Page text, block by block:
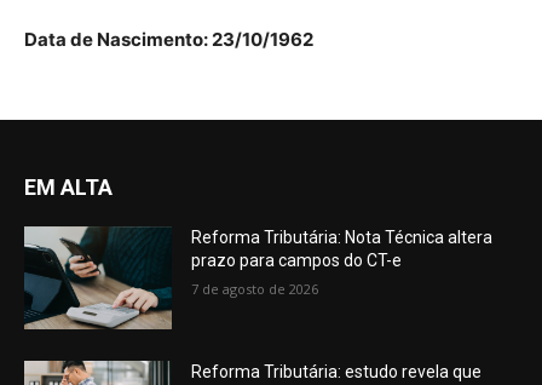
Data de Nascimento: 23/10/1962
EM ALTA
Reforma Tributária: Nota Técnica altera
prazo para campos do CT-e
7 de agosto de 2026
Reforma Tributária: estudo revela que